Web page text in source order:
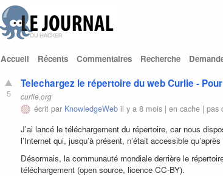
Accueil Récents Commentaires Recherche
5
Telechargez le répertoire du web Curlie -
curlie.org
écrit par KnowledgeWeb il y a 8 mois |en cache |pas
J’ai lancé le téléchargement du répertoire, car nous
l’Internet qui, jusqu’à présent, n’était accessible
Désormais, la communauté mondiale derrière le
téléchargement (open source, licence CC-BY).